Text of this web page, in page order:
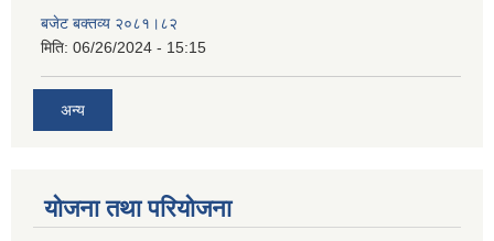
बजेट बक्तव्य २०८१।८२
मिति: 06/26/2024 - 15:15
अन्य
योजना तथा परियोजना